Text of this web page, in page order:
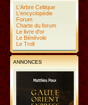
L'Arbre Celtique
L'encyclopédie
Forum
Charte du forum
Le livre d'or
Le Bénévole
Le Troll
ANNONCES